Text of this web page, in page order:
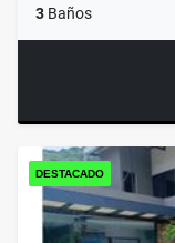
3 Baños
DESTACADO